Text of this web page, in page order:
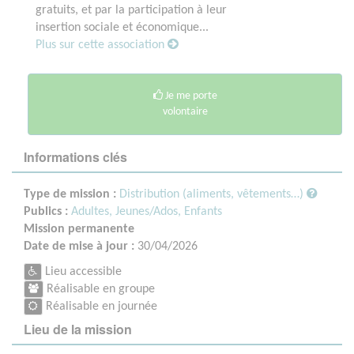
gratuits, et par la participation à leur
insertion sociale et économique...
Plus sur cette association
Je me porte
volontaire
Informations clés
Type de mission : Distribution (aliments, vêtements…)
Publics : Adultes, Jeunes/Ados, Enfants
Mission permanente
Date de mise à jour : 30/04/2026
Lieu accessible
Réalisable en groupe
Réalisable en journée
Lieu de la mission